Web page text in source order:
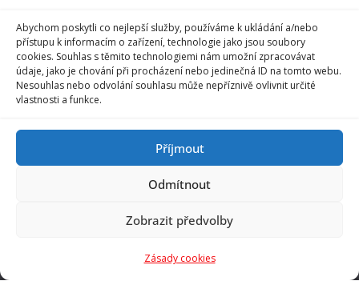
Abychom poskytli co nejlepší služby, používáme k ukládání a/nebo
přístupu k informacím o zařízení, technologie jako jsou soubory
cookies. Souhlas s těmito technologiemi nám umožní zpracovávat
údaje, jako je chování při procházení nebo jedinečná ID na tomto webu.
Nesouhlas nebo odvolání souhlasu může nepříznivě ovlivnit určité
vlastnosti a funkce.
Příjmout
Odmítnout
Zobrazit předvolby
Zásady cookies